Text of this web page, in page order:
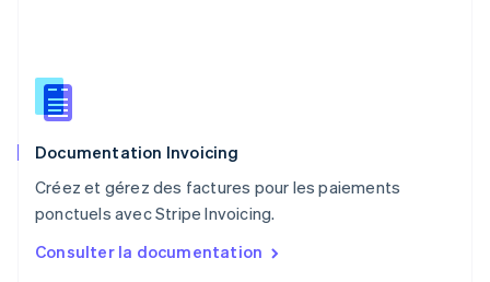
Documentation Invoicing
Créez et gérez des factures pour les paiements
ponctuels avec Stripe Invoicing.
Consulter la documentation
English
Roumanie
Royaume-Uni
Singapour
English 简体中文
English